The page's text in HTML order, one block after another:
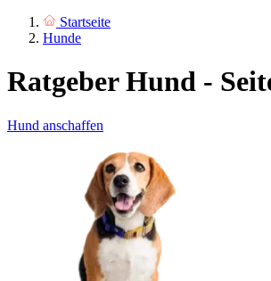
Startseite
Hunde
Ratgeber Hund -
Hund anschaffen